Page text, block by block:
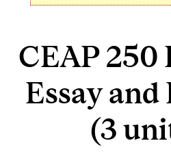
CEAP 250
Essay
(3